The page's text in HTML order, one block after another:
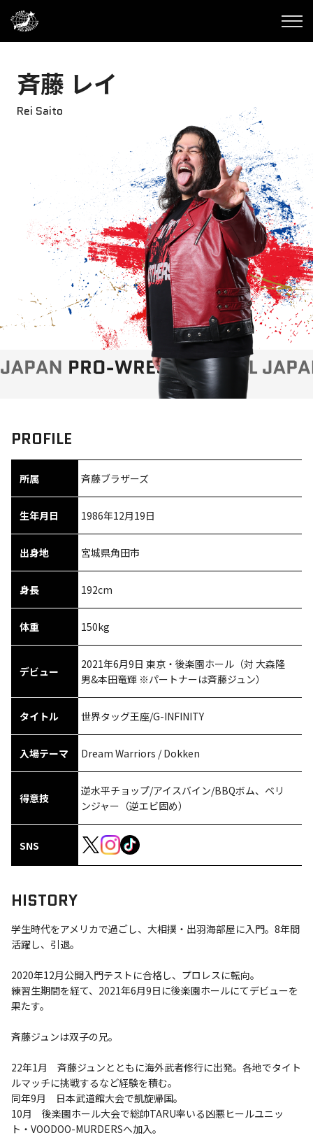
斉藤 レイ
Rei Saito
PROFILE
所属 斉藤ブラザーズ
生年月日 1986年12月19日
出身地 宮城県角田市
身長 192cm
体重 150kg
デビュー
2021年6月9日 東京・後楽園ホール（対 大森隆
男&本田竜輝 ※パートナーは斉藤ジュン）
タイトル 世界タッグ王座/G-INFINITY
入場テーマ Dream Warriors / Dokken
得意技
逆水平チョップ/アイスバイン/BBQボム、ベリ
ンジャー（逆エビ固め）
SNS
HISTORY
学生時代をアメリカで過ごし、大相撲・出羽海部屋に入門。8年間
活躍し、引退。
2020年12月公開入門テストに合格し、プロレスに転向。
練習生期間を経て、2021年6月9日に後楽園ホールにてデビューを
果たす。
斉藤ジュンは双子の兄。
22年1月 斉藤ジュンとともに海外武者修行に出発。各地でタイト
ルマッチに挑戦するなど経験を積む。
同年9月 日本武道館大会で凱旋帰国。
10月 後楽園ホール大会で総帥TARU率いる凶悪ヒールユニッ
ト・VOODOO-MURDERSへ加入。